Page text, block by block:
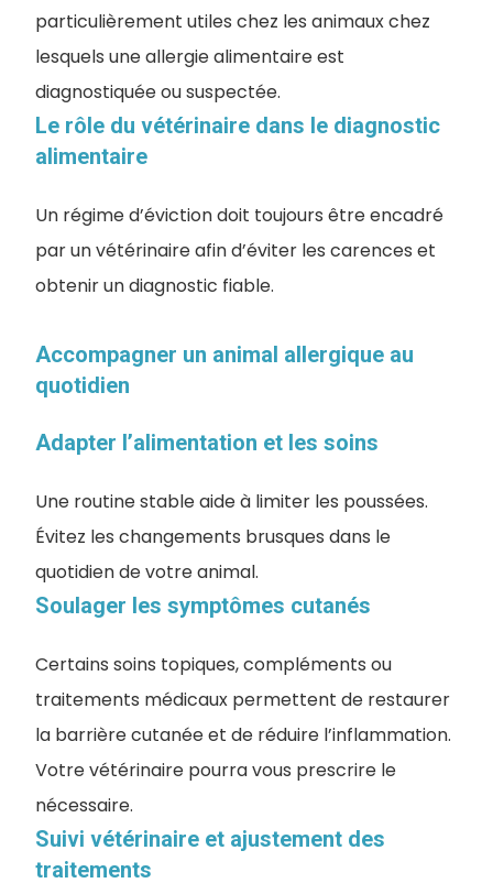
particulièrement utiles chez les animaux chez
lesquels une allergie alimentaire est
diagnostiquée ou suspectée.
Le rôle du vétérinaire dans le diagnostic
alimentaire
Un régime d’éviction doit toujours être encadré
par un vétérinaire afin d’éviter les carences et
obtenir un diagnostic fiable.
Accompagner un animal allergique au
quotidien
Adapter l’alimentation et les soins
Une routine stable aide à limiter les poussées.
Évitez les changements brusques dans le
quotidien de votre animal.
Soulager les symptômes cutanés
Certains soins topiques, compléments ou
traitements médicaux permettent de restaurer
la barrière cutanée et de réduire l’inflammation.
Votre vétérinaire pourra vous prescrire le
nécessaire.
Suivi vétérinaire et ajustement des
traitements